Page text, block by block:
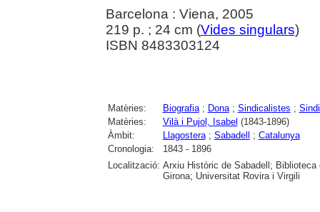
Barcelona : Viena, 2005
219 p. ; 24 cm (Vides singulars)
ISBN 8483303124
Matèries: Biografia; Dona; Sindicalistes ;
Matèries:
Vilà i Pujol, Isabel (1843-1896)
Àmbit:
Llagostera; Sabadell ; Catalunya
Cronologia:
1843 - 1896
Localització: Arxiu Històric de Sabadell;
Girona; Universitat Rovira i Virgili